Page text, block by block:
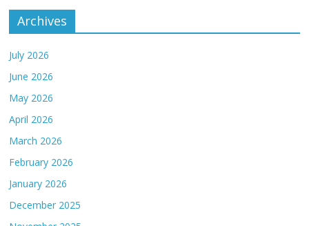
Archives
July 2026
June 2026
May 2026
April 2026
March 2026
February 2026
January 2026
December 2025